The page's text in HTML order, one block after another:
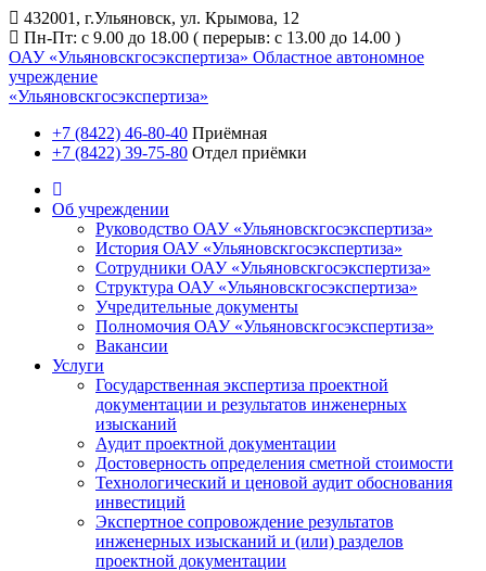
432001, г.Ульяновск, ул. Крымова, 12
Пн-Пт: с 9.00 до 18.00 ( перерыв: с 13.00 до 14.00 )
ОАУ «Ульяновскгосэкспертиза» Областное автономное
учреждение
«Ульяновскгосэкспертиза»
+7 (8422) 46-80-40 Приёмная
+7 (8422) 39-75-80 Отдел приёмки
Об учреждении
Руководство ОАУ «Ульяновскгосэкспертиза»
История ОАУ «Ульяновскгосэкспертиза»
Сотрудники ОАУ «Ульяновскгосэкспертиза»
Структура ОАУ «Ульяновскгосэкспертиза»
Учредительные документы
Полномочия ОАУ «Ульяновскгосэкспертиза»
Вакансии
Услуги
Государственная экспертиза проектной
документации и результатов инженерных
изысканий
Аудит проектной документации
Достоверность определения сметной стоимости
Технологический и ценовой аудит обоснования
инвестиций
Экспертное сопровождение результатов
инженерных изысканий и (или) разделов
проектной документации